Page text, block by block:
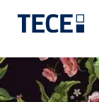
Direkt zum Inhalt